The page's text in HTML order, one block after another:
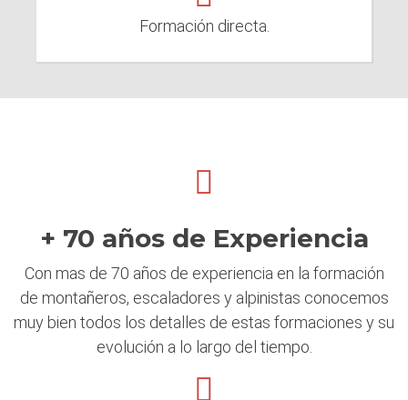
Formación directa.
+ 70 años de Experiencia
Con mas de 70 años de experiencia en la formación
de montañeros, escaladores y alpinistas conocemos
muy bien todos los detalles de estas formaciones y su
evolución a lo largo del tiempo.